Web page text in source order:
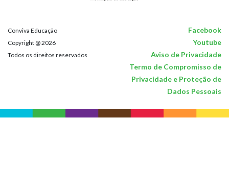
Conviva Educação Facebook
Copyright @ 2026 Youtube
Todos os direitos reservados
Aviso de Privacidade
Termo de Compromisso de
Privacidade e Proteção de
Dados Pessoais